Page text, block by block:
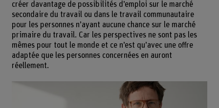
créer davantage de possibilités d’emploi sur le marché
secondaire du travail ou dans le travail communautaire
pour les personnes n’ayant aucune chance sur le marché
primaire du travail. Car les perspectives ne sont pas les
mêmes pour tout le monde et ce n’est qu’avec une offre
adaptée que les personnes concernées en auront
réellement.